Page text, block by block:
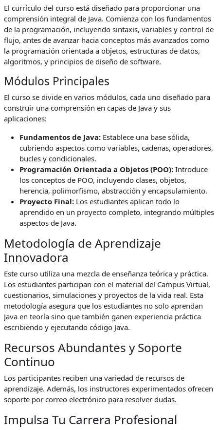
El currículo del curso está diseñado para proporcionar una
comprensión integral de Java. Comienza con los fundamentos
de la programación, incluyendo sintaxis, variables y control de
flujo, antes de avanzar hacia conceptos más avanzados como
la programación orientada a objetos, estructuras de datos,
algoritmos, y principios de diseño de software.
Módulos Principales
El curso se divide en varios módulos, cada uno diseñado para
construir una comprensión en capas de Java y sus
aplicaciones:
Fundamentos de Java: Establece una base sólida,
cubriendo aspectos como variables, cadenas, operadores,
bucles y condicionales.
Programación Orientada a Objetos (POO): Introduce
los conceptos de POO, incluyendo clases, objetos,
herencia, polimorfismo, abstracción y encapsulamiento.
Proyecto Final: Los estudiantes aplican todo lo
aprendido en un proyecto completo, integrando múltiples
aspectos de Java.
Metodología de Aprendizaje
Innovadora
Este curso utiliza una mezcla de enseñanza teórica y práctica.
Los estudiantes participan con el material del Campus Virtual,
cuestionarios, simulaciones y proyectos de la vida real. Esta
metodología asegura que los estudiantes no solo aprendan
Java en teoría sino que también ganen experiencia práctica
escribiendo y ejecutando código Java.
Recursos Abundantes y Soporte
Continuo
Los participantes reciben una variedad de recursos de
aprendizaje. Además, los instructores experimentados ofrecen
soporte por correo electrónico para resolver dudas.
Impulsa Tu Carrera Profesional